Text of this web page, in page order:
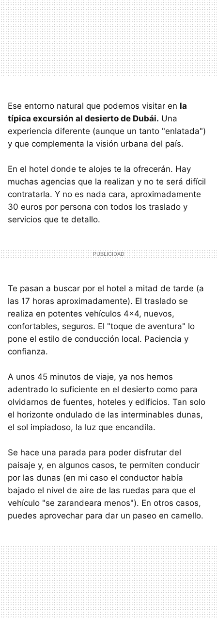
Ese entorno natural que podemos visitar en la
típica excursión al desierto de Dubái. Una
experiencia diferente (aunque un tanto "enlatada")
y que complementa la visión urbana del país.
En el hotel donde te alojes te la ofrecerán. Hay
muchas agencias que la realizan y no te será difícil
contratarla. Y no es nada cara, aproximadamente
30 euros por persona con todos los traslado y
servicios que te detallo.
Te pasan a buscar por el hotel a mitad de tarde (a
las 17 horas aproximadamente). El traslado se
realiza en potentes vehículos 4x4, nuevos,
confortables, seguros. El "toque de aventura" lo
pone el estilo de conducción local. Paciencia y
confianza.
A unos 45 minutos de viaje, ya nos hemos
adentrado lo suficiente en el desierto como para
olvidarnos de fuentes, hoteles y edificios. Tan solo
el horizonte ondulado de las interminables dunas,
el sol impiadoso, la luz que encandila.
Se hace una parada para poder disfrutar del
paisaje y, en algunos casos, te permiten conducir
por las dunas (en mi caso el conductor había
bajado el nivel de aire de las ruedas para que el
vehículo "se zarandeara menos"). En otros casos,
puedes aprovechar para dar un paseo en camello.